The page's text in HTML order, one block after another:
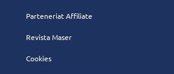
Parteneriat Affiliate
Revista Maser
Cookies